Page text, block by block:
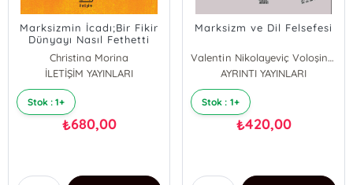
Marksizmin İcadı;Bir Fikir
Dünyayı Nasıl Fethetti
Christina Morina
İLETİŞİM YAYINLARI
Stok : 1+
₺680,00
Marksizm ve Dil Felsefesi
Valentin Nikolayeviç Voloşinov
AYRINTI YAYINLARI
Stok : 1+
₺420,00